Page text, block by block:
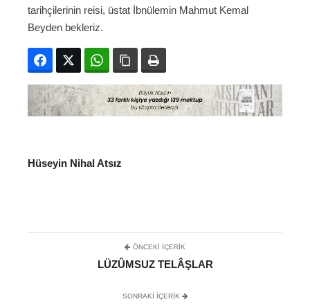
tarihçilerinin reisi, üstat İbnülemin Mahmut Kemal
Beyden bekleriz.
FacebookTwitter WhatsAppBağlanıyı kopyala
Hüseyin Nihal Atsız
ÖNCEKI İÇERIK
LÜZÛMSUZ TELÂŞLAR
SONRAKI IÇERIK